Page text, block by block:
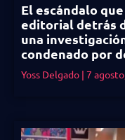
El escándalo
editorial detrás
una
condenado por
Yoss Delgado 7